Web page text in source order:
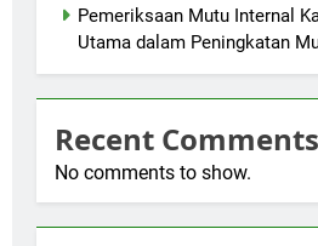
Pemeriksaan Mutu Internal
Utama dalam Peningkatan
Recent Comments
No comments to show.